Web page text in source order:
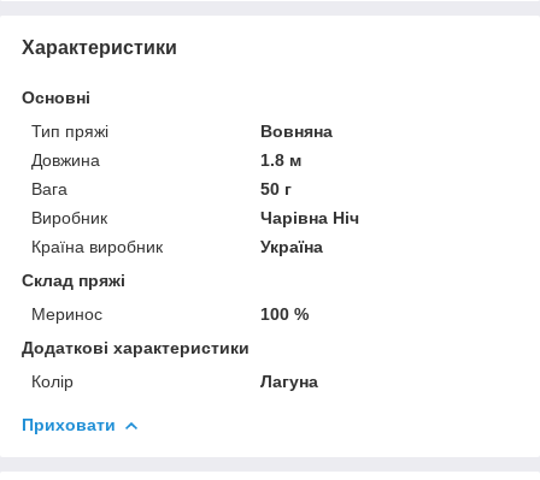
Характеристики
Основні
Тип пряжі
Вовняна
Довжина
1.8 м
Вага
50 г
Виробник
Чарівна Ніч
Країна виробник
Україна
Склад пряжі
Меринос
100 %
Додаткові характеристики
Колір
Лагуна
Приховати